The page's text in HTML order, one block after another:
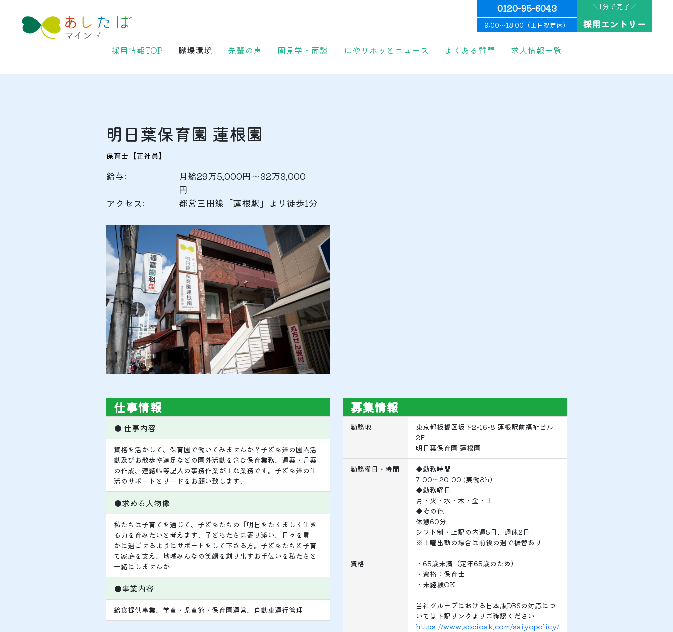
0120-95-6043
9:00〜18:00（土日祝定休）
＼1分で完了／
採用エントリー
採用情報TOP 職場環境 先輩の声 園見学・面談 にやりホッとニュース よくある質問 求人情報一覧
明日葉保育園 蓮根園
保育士【正社員】
給与:
月給29万5,000円～32万3,000
円
アクセス:
都営三田線「蓮根駅」より徒歩1分
仕事情報
● 仕事内容
資格を活かして、保育園で働いてみませんか？子ども達の園内活
動及びお散歩や遠足などの園外活動を含む保育業務、週案・月案
の作成、連絡帳等記入の事務作業が主な業務です。子ども達の生
活のサポートとリードをお願い致します。
●求める人物像
私たちは子育てを通じて、子どもたちの「明日をたくましく生き
る力を育みたいと考えます。子どもたちに寄り添い、日々を豊
かに過ごせるようにサポートをして下さる方。子どもたちと子育
て家庭を支え、地域みんなの笑顔を創り出すお手伝いを私たちと
一緒にしませんか
●事業内容
給食提供事業、学童・児童館・保育園運営、自動車運行管理
募集情報
勤務地
東京都板橋区坂下2-16-8 蓮根駅前福祉ビル
2F
明日葉保育園 蓮根園
勤務曜日・時間
◆勤務時間
7:00～20:00 (実働8h）
◆勤務曜日
月・火・水・木・金・土
◆その他
休憩60分
シフト制・上記の内週5日、週休2日
※土曜出勤の場合は前後の週で振替あり
資格
・65歳未満（定年65歳のため）
・資格：保育士
・未経験OK
当社グループにおける日本版DBSの対応につ
いては下記リンクよりご確認ください
https://www.socioak.com/saiyopolicy/